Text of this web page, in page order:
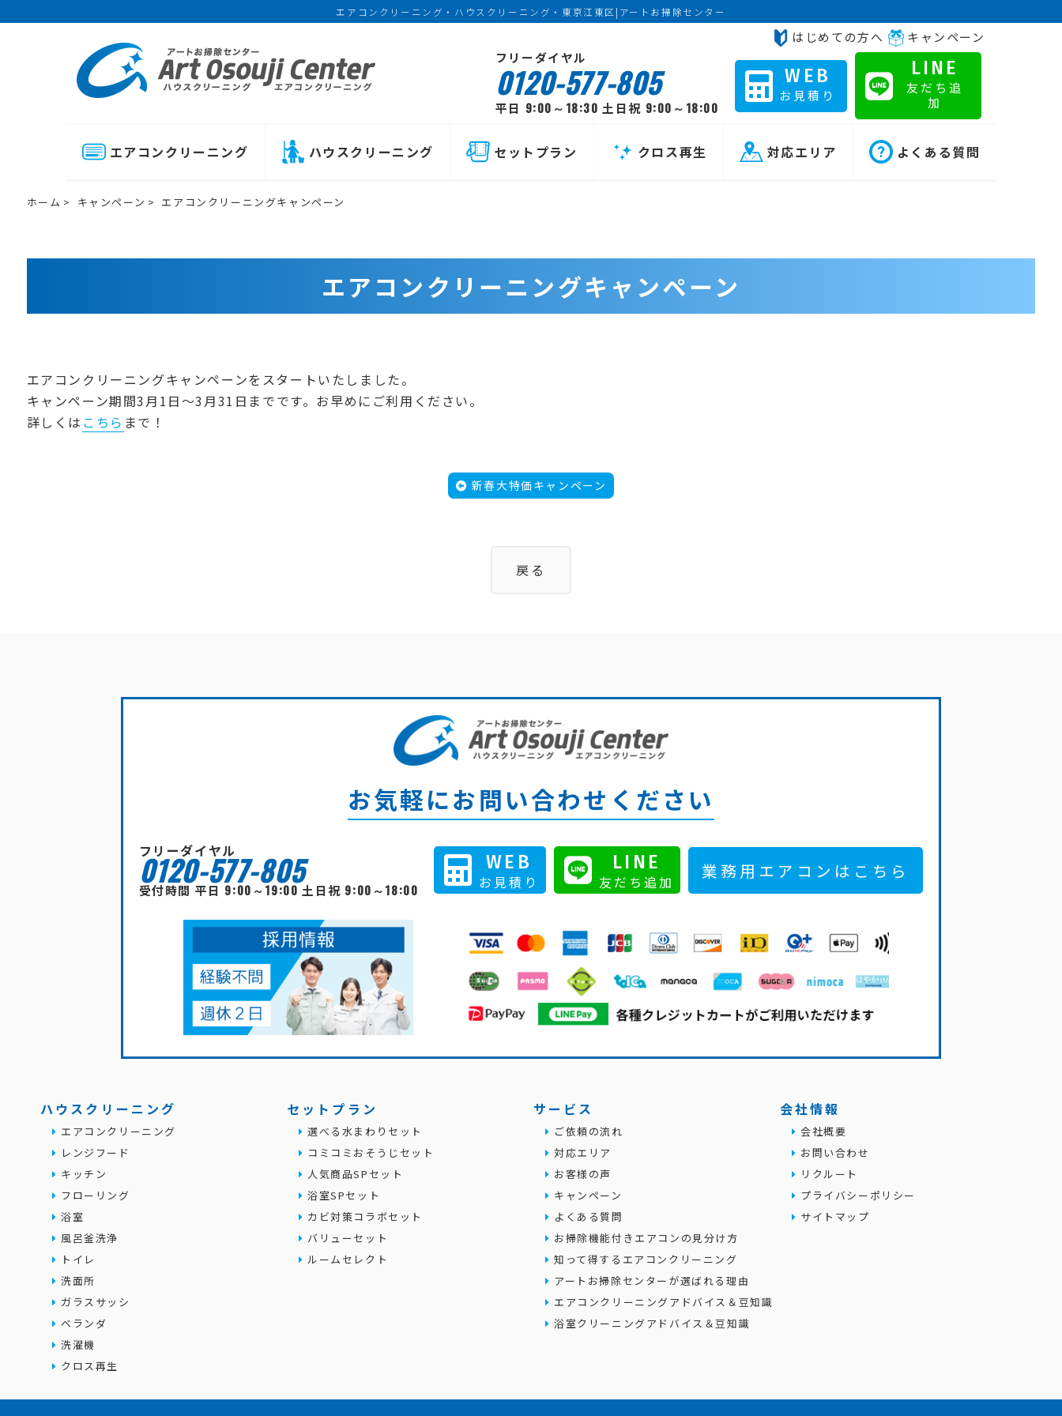
エアコンクリーニング・ハウスクリーニング・東京江東区|アートお掃除センター
はじめての方へ
キャンペーン
フリーダイヤル
0120-577-805
平日 9:00～18:30 土日祝 9:00～18:00
WEB
お見積り
LINE
友だち追
加
エアコンクリーニング ハウスクリーニング セットプラン クロス再生 対応エリア よくある質問
ホーム キャンペーン エアコンクリーニングキャンペーン
エアコンクリーニングキャンペーン
エアコンクリーニングキャンペーンをスタートいたしました。
キャンペーン期間3月1日～3月31日までです。お早めにご利用ください。
詳しくは こちら まで！
新春大特価キャンペーン
戻る
お気軽にお問い合わせください
フリーダイヤル
0120-577-805
受付時間 平日 9:00～19:00 土日祝 9:00～18:00
WEB
お見積り
LINE
友だち追加
業務用エアコンはこちら
ハウスクリーニング
エアコンクリーニング
レンジフード
キッチン
フローリング
浴室
風呂釜洗浄
トイレ
洗面所
ガラスサッシ
ベランダ
洗濯機
クロス再生
セットプラン
選べる水まわりセット
コミコミおそうじセット
人気商品SPセット
浴室SPセット
カビ対策コラボセット
バリューセット
ルームセレクト
サービス
ご依頼の流れ
対応エリア
お客様の声
キャンペーン
よくある質問
お掃除機能付きエアコンの見分け方
知って得するエアコンクリーニング
アートお掃除センターが選ばれる理由
エアコンクリーニングアドバイス＆豆知識
浴室クリーニングアドバイス＆豆知識
会社情報
会社概要
お問い合わせ
リクルート
プライバシーポリシー
サイトマップ